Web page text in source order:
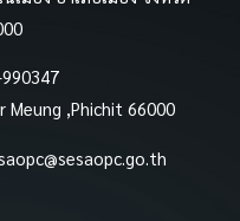
Meung ,Phichit 66000